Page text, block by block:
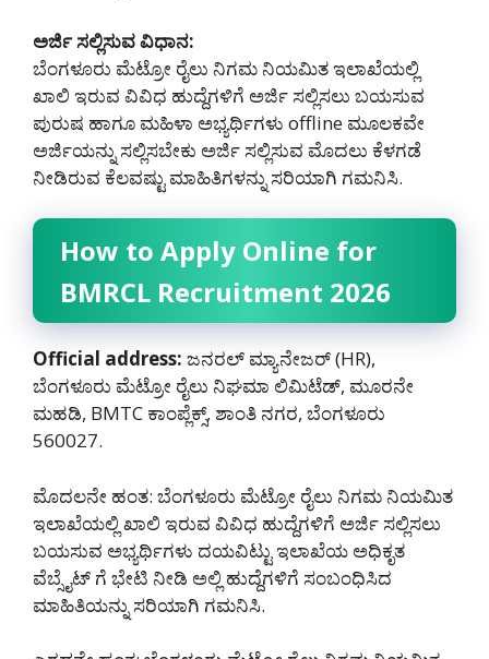
ಅರ್ಜಿ ಸಲ್ಲಿಸುವ ವಿಧಾನ:
ಬೆಂಗಳೂರು ಮೆಟ್ರೋ ರೈಲು ನಿಗಮ ನಿಯಮಿತ ಇಲಾಖೆಯಲ್ಲಿ
ಖಾಲಿ ಇರುವ ವಿವಿಧ ಹುದ್ದೆಗಳಿಗೆ ಅರ್ಜಿ ಸಲ್ಲಿಸಲು ಬಯಸುವ
ಪುರುಷ ಹಾಗೂ ಮಹಿಳಾ ಅಭ್ಯರ್ಥಿಗಳು offline ಮೂಲಕವೇ
ಅರ್ಜಿಯನ್ನು ಸಲ್ಲಿಸಬೇಕು ಅರ್ಜಿ ಸಲ್ಲಿಸುವ ಮೊದಲು ಕೆಳಗಡೆ
ನೀಡಿರುವ ಕೆಲವಷ್ಟು ಮಾಹಿತಿಗಳನ್ನು ಸರಿಯಾಗಿ ಗಮನಿಸಿ.
How to Apply Online for
BMRCL Recruitment 2026
Official address: ಜನರಲ್ ಮ್ಯಾನೇಜರ್ (HR),
ಬೆಂಗಳೂರು ಮೆಟ್ರೋ ರೈಲು ನಿಘಮಾ ಲಿಮಿಟೆಡ್, ಮೂರನೇ
ಮಹಡಿ, BMTC ಕಾಂಪ್ಲೆಕ್ಸ್, ಶಾಂತಿ ನಗರ, ಬೆಂಗಳೂರು
560027.
ಮೊದಲನೇ ಹಂತ: ಬೆಂಗಳೂರು ಮೆಟ್ರೋ ರೈಲು ನಿಗಮ ನಿಯಮಿತ
ಇಲಾಖೆಯಲ್ಲಿ ಖಾಲಿ ಇರುವ ವಿವಿಧ ಹುದ್ದೆಗಳಿಗೆ ಅರ್ಜಿ ಸಲ್ಲಿಸಲು
ಬಯಸುವ ಅಭ್ಯರ್ಥಿಗಳು ದಯವಿಟ್ಟು ಇಲಾಖೆಯ ಅಧಿಕೃತ
ವೆಬ್ಸೈಟ್ ಗೆ ಭೇಟಿ ನೀಡಿ ಅಲ್ಲಿ ಹುದ್ದೆಗಳಿಗೆ ಸಂಬಂಧಿಸಿದ
ಮಾಹಿತಿಯನ್ನು ಸರಿಯಾಗಿ ಗಮನಿಸಿ.